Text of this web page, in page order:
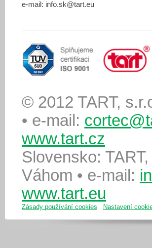
e-mail: info.sk@tart.eu
© 2012 TART,
• e-mail:
www.tart.cz
Slovensko:
Váhom • e-mail:
www.tart.eu
Zásady používání cookies Nastavení